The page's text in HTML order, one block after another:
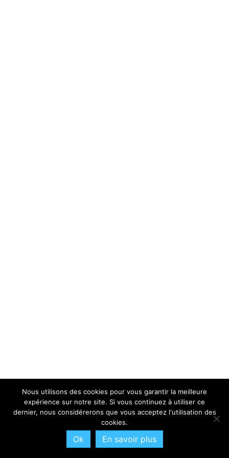
Nous utilisons des cookies pour vous garantir la meilleure
expérience sur notre site. Si vous continuez à utiliser ce
dernier, nous considérerons que vous acceptez l'utilisation des
cookies.
Ok En savoir plus